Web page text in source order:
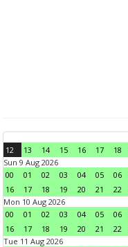
12 13 14 15 16 17 18
Sun 9 Aug 2026
00
01 02 03 04 05 06
16
17 18 19 20 21 22
Mon 10 Aug 2026
00
01 02 03 04 05 06
16
17 18 19 20 21 22
Tue 11 Aug 2026